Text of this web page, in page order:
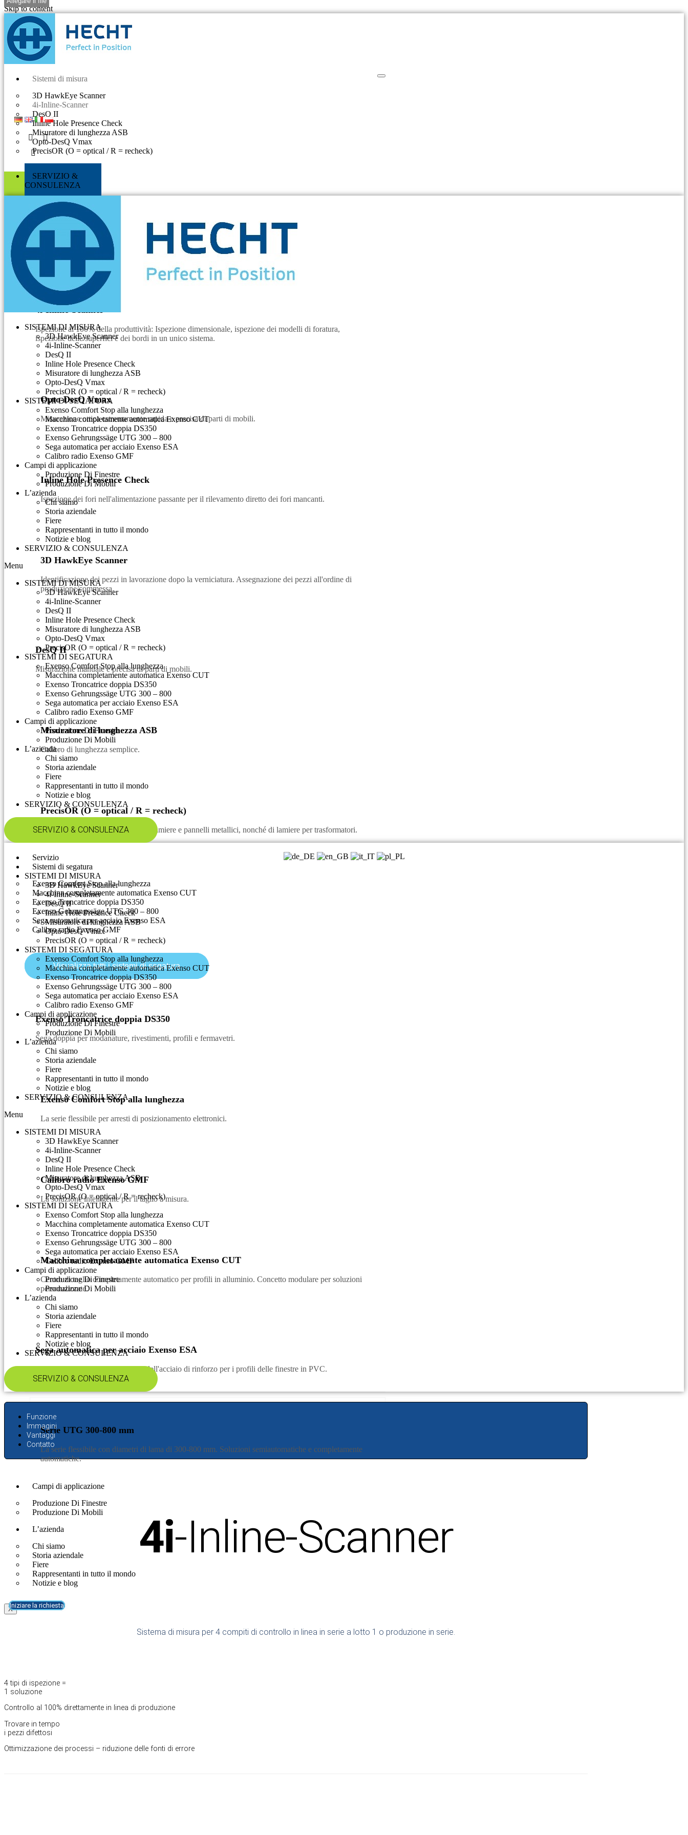
Skip to content
Sistemi di misura
3D HawkEye Scanner
4i-Inline-Scanner
DesQ II
Inline Hole Presence Check
Misuratore di lunghezza ASB
Opto-DesQ Vmax
PrecisOR (O = optical / R = recheck)
Visualizza tutti i sistemi di misura
4i-Inline-Scanner
Ispezione al 100% della produttività: Ispezione dimensionale, ispezione dei modelli di foratura,
ispezione delle superfici e dei bordi in un unico sistema.
Opto-DesQ Vmax
Misurazione ottica estremamente rapida e precisa di parti di mobili.
Inline Hole Presence Check
Ispezione dei fori nell'alimentazione passante per il rilevamento diretto dei fori mancanti.
3D HawkEye Scanner
Identificazione dei pezzi in lavorazione dopo la verniciatura. Assegnazione dei pezzi all'ordine di
produzione/commessa.
DesQ II
Misurazione manuale e precisa di parti di mobili.
Misuratore di lunghezza ASB
Calibro di lunghezza semplice.
PrecisOR (O = optical / R = recheck)
Misurazione automatica e ottica di lamiere e pannelli metallici, nonché di lamiere per trasformatori.
Servizio
Sistemi di segatura
Exenso Comfort Stop alla lunghezza
Macchina completamente automatica Exenso CUT
Exenso Troncatrice doppia DS350
Exenso Gehrungssäge UTG 300 – 800
Sega automatica per acciaio Exenso ESA
Calibro radio Exenso GMF
Visualizza tutti i sistemi di segatura
Exenso Troncatrice doppia DS350
Sega doppia per modanature, rivestimenti, profili e fermavetri.
Exenso Comfort Stop alla lunghezza
La serie flessibile per arresti di posizionamento elettronici.
Calibro radio Exenso GMF
La soluzione intelligente per il taglio a misura.
Macchina completamente automatica Exenso CUT
Centro di taglio completamente automatico per profili in alluminio. Concetto modulare per soluzioni
personalizzate.
Sega automatica per acciaio Exenso ESA
Taglio completamente automatico dell'acciaio di rinforzo per i profili delle finestre in PVC.
Serie UTG 300-800 mm
La serie flessibile con diametri di lama di 300-800 mm. Soluzioni semiautomatiche e completamente
automatiche.
Campi di applicazione
Produzione Di Finestre
Produzione Di Mobili
L’azienda
Chi siamo
Storia aziendale
Fiere
Rappresentanti in tutto il mondo
Notizie e blog
X
SERVIZIO &
CONSULENZA​
SISTEMI DI MISURA
3D HawkEye Scanner
4i-Inline-Scanner
DesQ II
Inline Hole Presence Check
Misuratore di lunghezza ASB
Opto-DesQ Vmax
PrecisOR (O = optical / R = recheck)
SISTEMI DI SEGATURA
Exenso Comfort Stop alla lunghezza
Macchina completamente automatica Exenso CUT
Exenso Troncatrice doppia DS350
Exenso Gehrungssäge UTG 300 – 800
Sega automatica per acciaio Exenso ESA
Calibro radio Exenso GMF
Campi di applicazione
Produzione Di Finestre
Produzione Di Mobili
L’azienda
Chi siamo
Storia aziendale
Fiere
Rappresentanti in tutto il mondo
Notizie e blog
SERVIZIO & CONSULENZA​
Menu
SISTEMI DI MISURA
3D HawkEye Scanner
4i-Inline-Scanner
DesQ II
Inline Hole Presence Check
Misuratore di lunghezza ASB
Opto-DesQ Vmax
PrecisOR (O = optical / R = recheck)
SISTEMI DI SEGATURA
Exenso Comfort Stop alla lunghezza
Macchina completamente automatica Exenso CUT
Exenso Troncatrice doppia DS350
Exenso Gehrungssäge UTG 300 – 800
Sega automatica per acciaio Exenso ESA
Calibro radio Exenso GMF
Campi di applicazione
Produzione Di Finestre
Produzione Di Mobili
L’azienda
Chi siamo
Storia aziendale
Fiere
Rappresentanti in tutto il mondo
Notizie e blog
SERVIZIO & CONSULENZA​
SERVIZIO & CONSULENZA​
SISTEMI DI MISURA
3D HawkEye Scanner
4i-Inline-Scanner
DesQ II
Inline Hole Presence Check
Misuratore di lunghezza ASB
Opto-DesQ Vmax
PrecisOR (O = optical / R = recheck)
SISTEMI DI SEGATURA
Exenso Comfort Stop alla lunghezza
Macchina completamente automatica Exenso CUT
Exenso Troncatrice doppia DS350
Exenso Gehrungssäge UTG 300 – 800
Sega automatica per acciaio Exenso ESA
Calibro radio Exenso GMF
Campi di applicazione
Produzione Di Finestre
Produzione Di Mobili
L’azienda
Chi siamo
Storia aziendale
Fiere
Rappresentanti in tutto il mondo
Notizie e blog
SERVIZIO & CONSULENZA​
Menu
SISTEMI DI MISURA
3D HawkEye Scanner
4i-Inline-Scanner
DesQ II
Inline Hole Presence Check
Misuratore di lunghezza ASB
Opto-DesQ Vmax
PrecisOR (O = optical / R = recheck)
SISTEMI DI SEGATURA
Exenso Comfort Stop alla lunghezza
Macchina completamente automatica Exenso CUT
Exenso Troncatrice doppia DS350
Exenso Gehrungssäge UTG 300 – 800
Sega automatica per acciaio Exenso ESA
Calibro radio Exenso GMF
Campi di applicazione
Produzione Di Finestre
Produzione Di Mobili
L’azienda
Chi siamo
Storia aziendale
Fiere
Rappresentanti in tutto il mondo
Notizie e blog
SERVIZIO & CONSULENZA​
SERVIZIO & CONSULENZA​
Funzione
Immagini
Vantaggi
Contatto
4i-Inline-Scanner
Iniziare la richiesta
Sistema di misura per 4 compiti di controllo in linea in serie a lotto 1 o produzione in serie.
4 tipi di ispezione =
1 soluzione
Controllo al 100% direttamente in linea di produzione
Trovare in tempo
i pezzi difettosi
Ottimizzazione dei processi – riduzione delle fonti di errore